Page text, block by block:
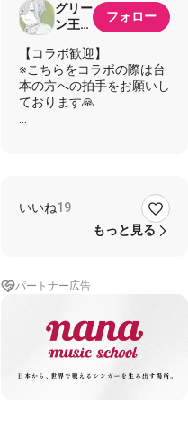
グリー
ン王子
nana
お休み
フォロー
【コラボ歓迎】
※こちらをコラボの際は台
本の方への拍手をお願いし
ております🙏
→録音画面のメモへの貼り
付けでお読みください。
かまちゃんさんとコラボし
https://nana-
music.com/sounds/
いいね19
もっと見る
パートナー広告